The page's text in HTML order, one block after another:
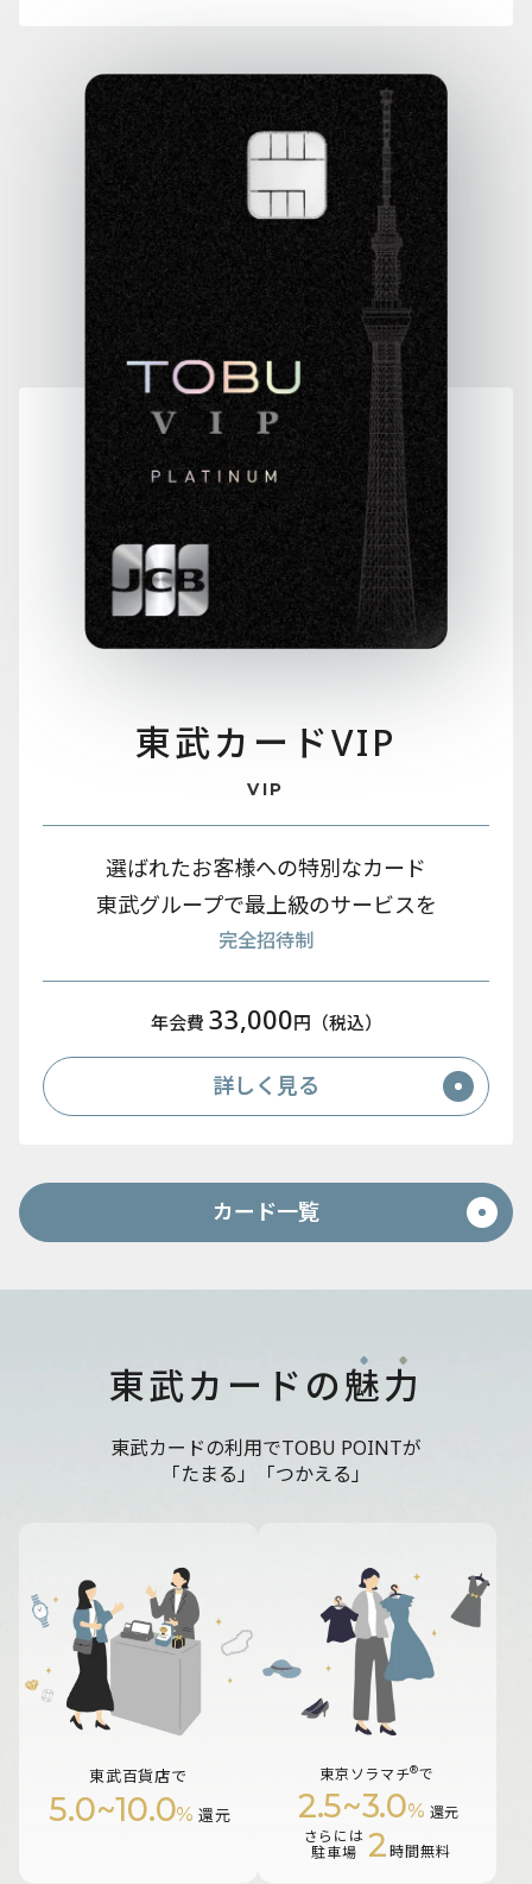
東武カードVIP
VIP
選ばれたお客様への特別なカード
東武グループで最上級のサービスを
完全招待制
年会費 33,000円（税込）
詳しく見る
カード一覧
東武カードの魅力
東武カードの利用でTOBU POINTが
「たまる」「つかえる」
東武百貨店で
5.0~10.0% 還元
東京ソラマチ®で
2.5~3.0% 還元
さらには
駐車場 2時間無料